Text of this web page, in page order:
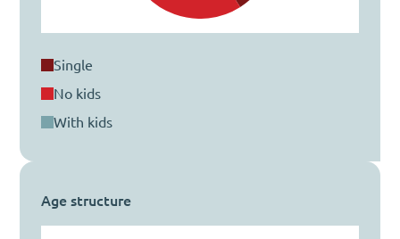
single
no kids
with kids
Age structure